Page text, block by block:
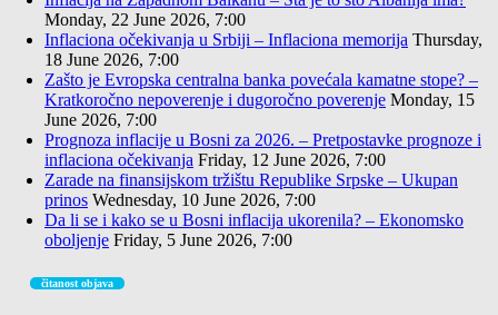
Monday, 22 June 2026, 7:00
Inflaciona očekivanja u Srbiji – Inflaciona memorija Thursday,
18 June 2026, 7:00
Zašto je Evropska centralna banka povećala kamatne stope? –
Kratkoročno nepoverenje i dugoročno poverenje Monday, 15
June 2026, 7:00
Prognoza inflacije u Bosni za 2026. – Pretpostavke prognoze i
inflaciona očekivanja Friday, 12 June 2026, 7:00
Zarade na finansijskom tržištu Republike Srpske – Ukupan
prinos Wednesday, 10 June 2026, 7:00
Da li se i kako se u Bosni inflacija ukorenila? – Ekonomsko
oboljenje Friday, 5 June 2026, 7:00
čitanost objava